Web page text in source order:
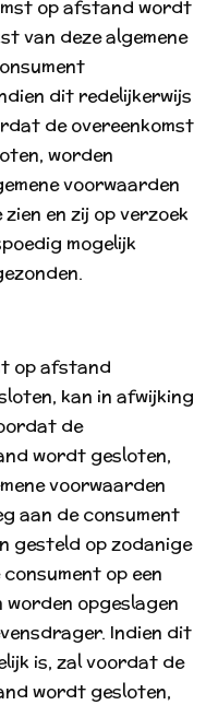
op afstand wordt
van deze algemene
dit redelijkerwijs
de overeenkomst
worden
voorwaarden
en zij op verzoek
mogelijk
op afstand
kan in afwijking
de
wordt gesloten,
voorwaarden
aan de consument
gesteld op zodanige
op een
worden opgeslagen
Indien dit
is, zal voordat de
wordt gesloten,